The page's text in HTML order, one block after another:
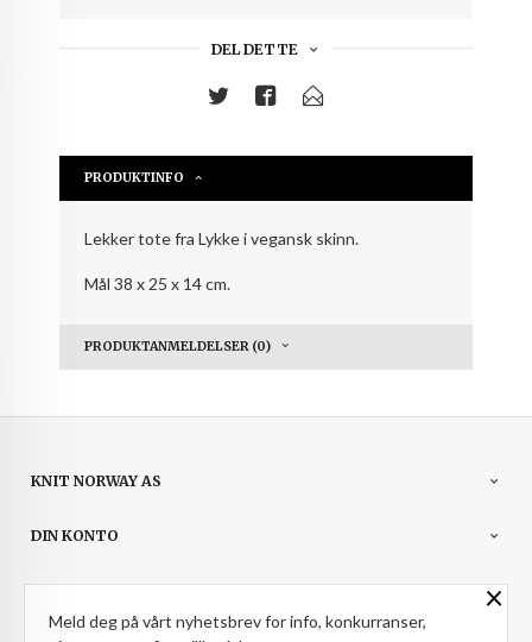
DEL DETTE
PRODUKTINFO
Lekker tote fra Lykke i vegansk skinn.
Mål 38 x 25 x 14 cm.
PRODUKTANMELDELSER (0)
KNIT NORWAY AS
DIN KONTO
NYHETSBREV ×
Meld deg på vårt nyhetsbrev for info, konkurranser,